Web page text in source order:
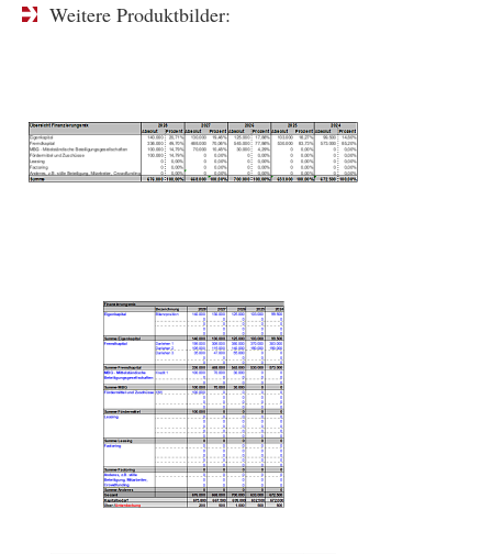
Weitere Produktbilder: